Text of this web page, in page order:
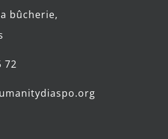
bûcherie,
72